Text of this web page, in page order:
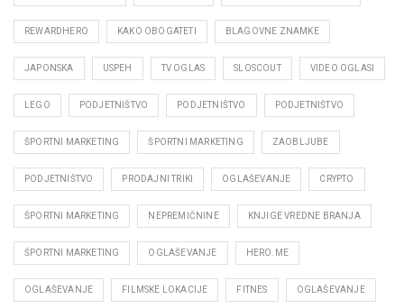
REWARDHERO KAKO OBOGATETI BLAGOVNE ZNAMKE
JAPONSKA USPEH TV OGLAS SLOSCOUT VIDEO OGLASI
LEGO PODJETNIŠTVO PODJETNIŠTVO PODJETNIŠTVO
ŠPORTNI MARKETING ŠPORTNI MARKETING ZAOBLJUBE
PODJETNIŠTVO PRODAJNI TRIKI OGLAŠEVANJE CRYPTO
ŠPORTNI MARKETING NEPREMIČNINE KNJIGE VREDNE BRANJA
ŠPORTNI MARKETING OGLAŠEVANJE HERO.ME
OGLAŠEVANJE FILMSKE LOKACIJE FITNES OGLAŠEVANJE